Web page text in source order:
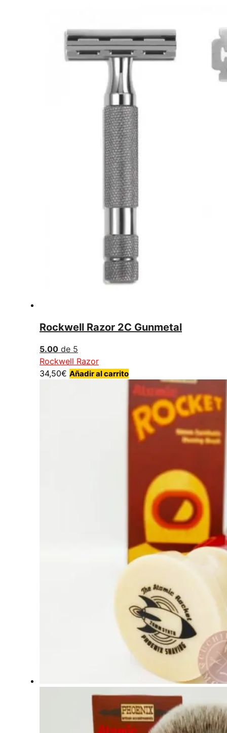
Rockwell Razor 2C Gunmetal
5.00 de 5
Rockwell Razor
34,50€ Añadir al carrito